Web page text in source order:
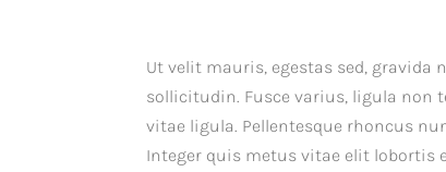
Ut velit mauris, egestas sed, gravida
sollicitudin. Fusce varius, ligula non
vitae ligula. Pellentesque rhoncus
Integer quis metus vitae elit lobortis